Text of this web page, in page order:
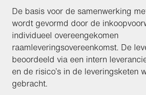
De basis voor de samenwerking
wordt gevormd door de
individueel overeengekomen
raamleveringsovereenkomst. De
beoordeeld via een intern
en de risico’s in de leveringsketen
gebracht.